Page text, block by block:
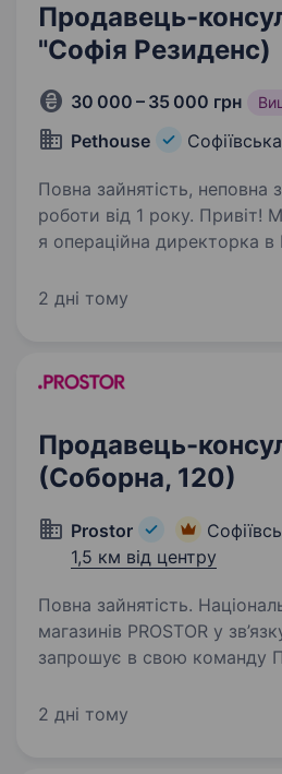
Продавець-
"Софія Резиденс)
30 000 – 35 000 грн
Pethouse
Повна зайнятість, неповна
роботи від 1 року. Привіт! Мене звати Олена,
я операційна директорка в
я шукаю у свою команду
2 дні тому
Продавець-
(Соборна, 120)
Prostor
1,5 км від центру
Повна зайнятість. Національна мережа
магазинів PROSTOR у
запрошує в свою команду Продавців-
здатність швидко
2 дні тому